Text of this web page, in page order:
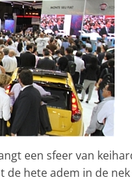
een sfeer van
hete adem in de nek